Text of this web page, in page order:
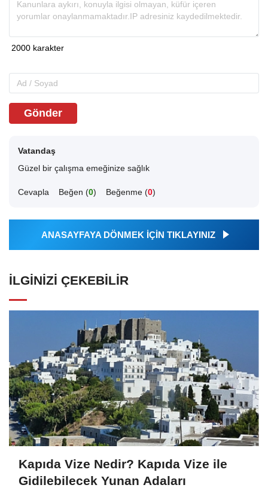
Gönder
Vatandaş
Güzel bir çalışma emeğinize sağlık
Cevapla Beğen (0) Beğenme (0)
ANASAYFAYA DÖNMEK İÇİN TIKLAYINIZ
İLGINIZI ÇEKEBILIR
Kapıda Vize Nedir? Kapıda Vize ile
Gidilebilecek Yunan Adaları